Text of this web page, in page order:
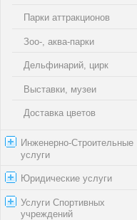
Парки аттракционов
Зоо-, аква-парки
Дельфинарий, цирк
Выставки, музеи
Доставка цветов
Инженерно-Строительные
услуги
Юридические услуги
Услуги Спортивных
учреждений